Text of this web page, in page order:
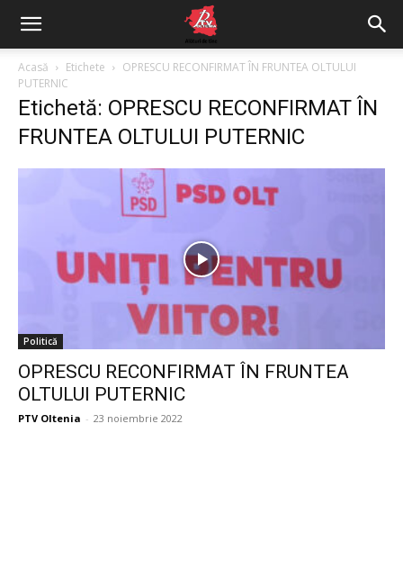
Acasă Etichete
OPRESCU RECONFIRMAT ÎN FRUNTEA OLTULUI
PUTERNIC
Etichetă: OPRESCU RECONFIRMAT ÎN
FRUNTEA OLTULUI PUTERNIC
Politică
OPRESCU RECONFIRMAT ÎN FRUNTEA
OLTULUI PUTERNIC
PTV Oltenia - 23 noiembrie 2022